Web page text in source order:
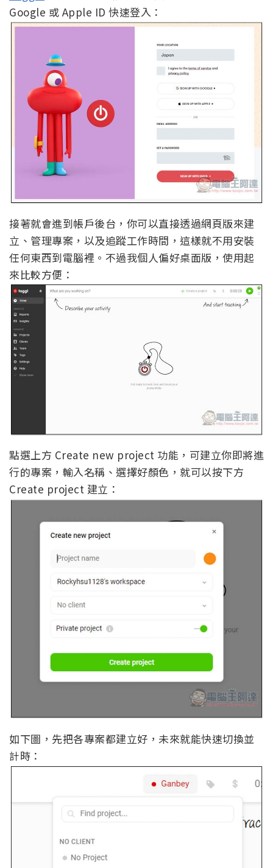
Google 或 Apple ID 快速登入：
接著就會進到帳戶後台，你可以直接透過網頁版來建
立、管理專案，以及追蹤工作時間，這樣就不用安裝
任何東西到電腦裡。不過我個人偏好桌面版，使用起
來比較方便：
點選上方 Create new project 功能，可建立你即將進
行的專案，輸入名稱、選擇好顏色，就可以按下方
Create project 建立：
如下圖，先把各專案都建立好，未來就能快速切換並
計時：